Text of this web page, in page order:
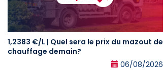
1,2383 €/L | Quel sera le prix du mazout de
chauffage demain?
06/08/2026